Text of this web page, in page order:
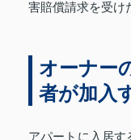
害賠償請求を受け
オーナー
者が加入
アパートに入居す